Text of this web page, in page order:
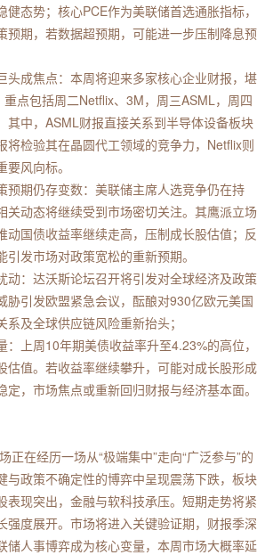
态势；核心PCE作为美联储首选通胀指标，
预期，若数据超预期，可能进一步压制降息预
头成焦点：本周将迎来多家核心企业财报，堪
重点包括周二Netflix、3M，周三ASML，周四
其中，ASML财报直接关系到半导体设备板块
将检验其在晶圆代工领域的竞争力，Netflix则
风向标。
预期仍存变数：美联储主席人选竞争仍在持
关动态将继续受到市场密切关注。其鹰派立场
动国债收益率继续走高，压制成长股估值；反
发市场对政策宽松的重新预期。
动：达沃斯论坛召开将引发对全球经济及政策
胁引发欧盟紧急会议，酝酿对930亿欧元美国
及全球供应链风险重新抬头；
上周10年期美债收益率升至4.23%的高位，
估值。若收益率继续攀升，可能对成长股形成
，市场焦点或重新回归财报与经济基本面。
正在经历一场从“极端集中”走向“广泛参与”的
与政策不确定性的博弈中呈现震荡下跌，板块
表现突出，金融与软科技承压。短期走势将紧
强度展开。市场将进入关键验证期，财报季深
储人事博弈成为核心变量，本周市场大概率延